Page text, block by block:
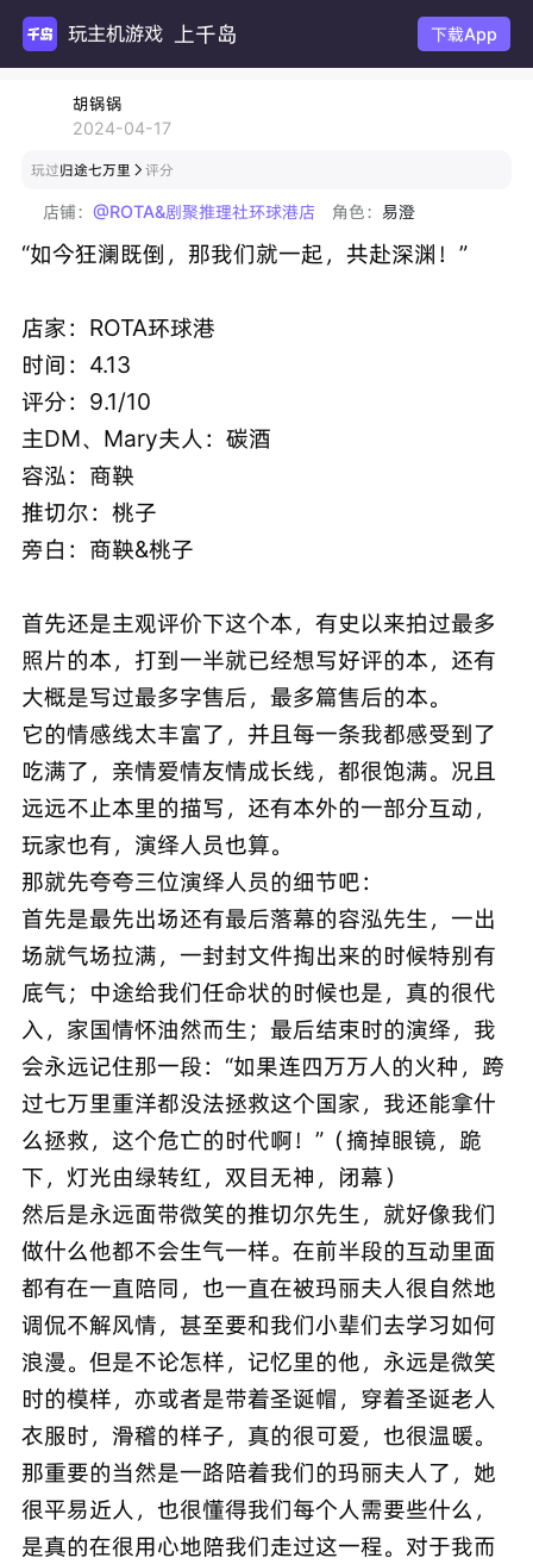
玩主机游戏 上千岛 下载App
胡锅锅
2024-04-17
玩过归途七万里  评分
店铺： @ROTA&剧聚推理社环球港店 角色： 易澄
“如今狂澜既倒，那我们就一起，共赴深渊！”
店家：ROTA环球港
时间：4.13
评分：9.1/10
主DM、Mary夫人：碳酒
容泓：商鞅
推切尔：桃子
旁白：商鞅&桃子
首先还是主观评价下这个本，有史以来拍过最多
照片的本，打到一半就已经想写好评的本，还有
大概是写过最多字售后，最多篇售后的本。
它的情感线太丰富了，并且每一条我都感受到了
吃满了，亲情爱情友情成长线，都很饱满。况且
远远不止本里的描写，还有本外的一部分互动，
玩家也有，演绎人员也算。
那就先夸夸三位演绎人员的细节吧：
首先是最先出场还有最后落幕的容泓先生，一出
场就气场拉满，一封封文件掏出来的时候特别有
底气；中途给我们任命状的时候也是，真的很代
入，家国情怀油然而生；最后结束时的演绎，我
会永远记住那一段：“如果连四万万人的火种，跨
过七万里重洋都没法拯救这个国家，我还能拿什
么拯救，这个危亡的时代啊！”（摘掉眼镜，跪
下，灯光由绿转红，双目无神，闭幕）
然后是永远面带微笑的推切尔先生，就好像我们
做什么他都不会生气一样。在前半段的互动里面
都有在一直陪同，也一直在被玛丽夫人很自然地
调侃不解风情，甚至要和我们小辈们去学习如何
浪漫。但是不论怎样，记忆里的他，永远是微笑
时的模样，亦或者是带着圣诞帽，穿着圣诞老人
衣服时，滑稽的样子，真的很可爱，也很温暖。
那重要的当然是一路陪着我们的玛丽夫人了，她
很平易近人，也很懂得我们每个人需要些什么，
是真的在很用心地陪我们走过这一程。对于我而